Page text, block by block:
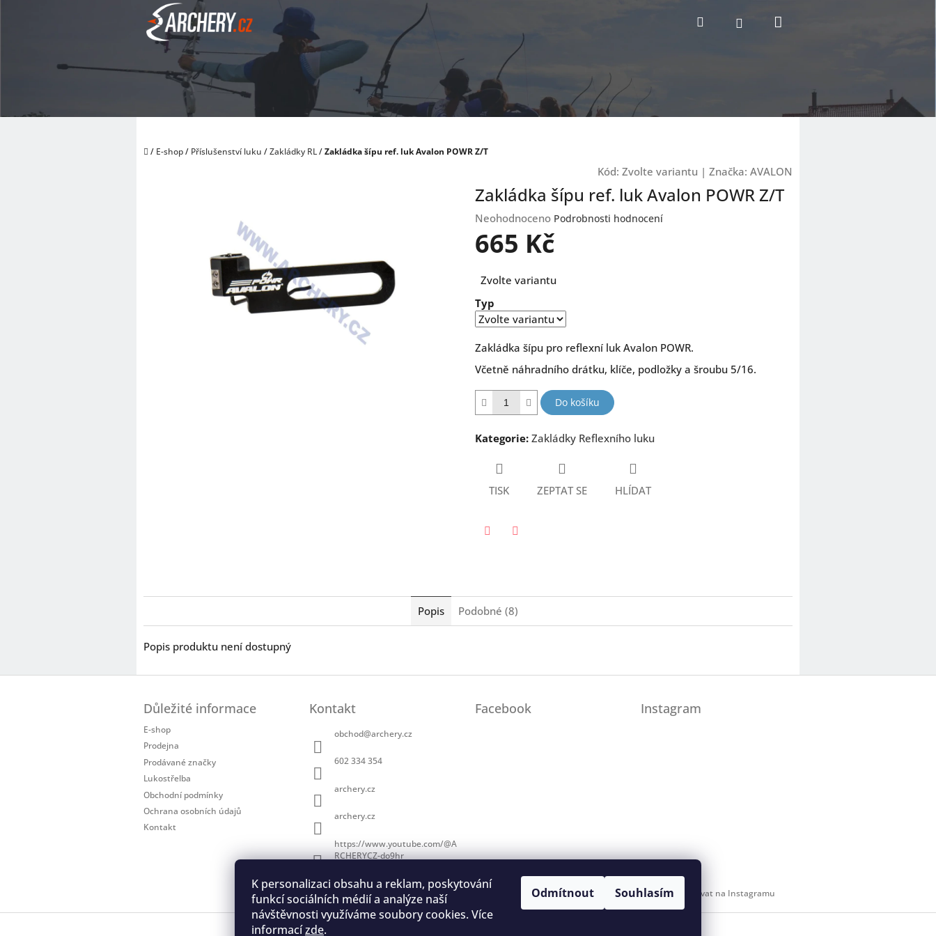
K personalizaci obsahu a reklam, poskytování
funkcí sociálních médií a analýze naší
návštěvnosti využíváme soubory cookies. Více
informacízde.
Odmítnout Souhlasím
Hledat Přihlášení
Domů
/ E-shop/ Příslušenství luku /Zakládky RL/Zakládka šípu ref. luk Avalon POWR Z/T
Kód: Zvolte variantu | Značka: AVALON
Zakládka šípu ref. luk Avalon POWR Z/T
Průměrné
hodnocení
produktu
0,0
5
hvězdiček.
Neohodnoceno Podrobnosti hodnocení
665 Kč
cena:
Zvolte variantu
Typ
Zakládka šípu pro reflexní luk Avalon POWR.
Včetně náhradního drátku, klíče, podložky a šroubu 5/16.
Do košíku
Kategorie: Zakládky Reflexního luku
TISK ZEPTAT SE HLÍDAT
Popis Podobné (8)
Popis produktu není dostupný
Důležité informace
E-shop
Prodejna
Prodávané značky
Lukostřelba
Obchodní podmínky
Ochrana osobních údajů
Kontakt
Kontakt
obchod@archery.cz
602 334 354
archery.cz
archery.cz
https://www.youtube.com/@A
RCHERYCZ-do9hr
Facebook Instagram
Sledovat na Instagramu